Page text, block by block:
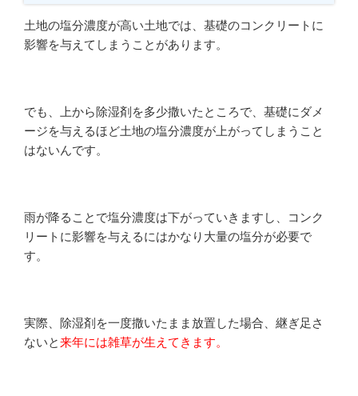
土地の塩分濃度が高い土地では、基礎のコンクリートに
影響を与えてしまうことがあります。
でも、上から除湿剤を多少撒いたところで、基礎にダメ
ージを与えるほど土地の塩分濃度が上がってしまうこと
はないんです。
雨が降ることで塩分濃度は下がっていきますし、コンク
リートに影響を与えるにはかなり大量の塩分が必要で
す。
実際、除湿剤を一度撒いたまま放置した場合、継ぎ足さ
ないと来年には雑草が生えてきます。